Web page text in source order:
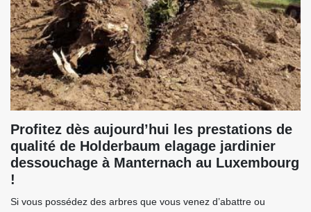
Profitez dès aujourd’hui les prestations de
qualité de Holderbaum elagage jardinier
dessouchage à Manternach au Luxembourg
!
Si vous possédez des arbres que vous venez d’abattre ou